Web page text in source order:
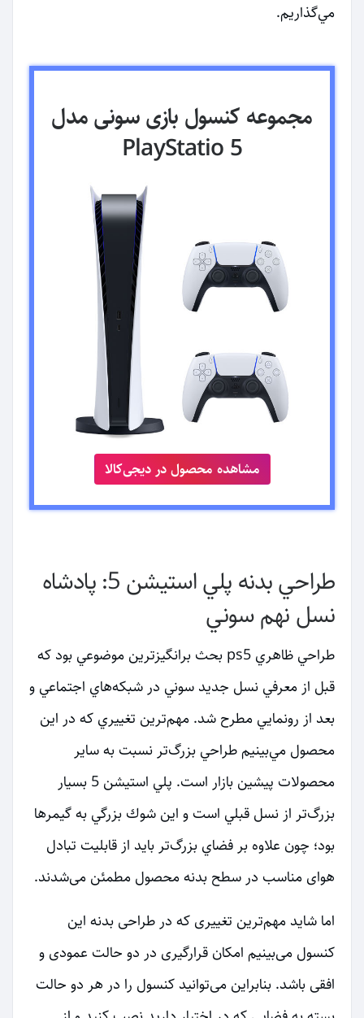
مجموعه کنسول بازی سونی مدل
PlayStatio 5
مشاهده محصول در دیجی‌کالا
مي‌گذاريم.
طراحي بدنه پلي استيشن 5: پادشاه
نسل نهم سوني
طراحي ظاهري ps5 بحث برانگيزترين موضوعي بود كه
قبل از معرفي نسل جديد سوني در شبكه‌هاي اجتماعي و
بعد از رونمايي مطرح شد. مهم‌ترين تغييري كه در اين
محصول مي‌بينيم طراحي بزرگ‌تر نسبت به ساير
محصولات پيشين بازار است. پلي استيشن 5 بسيار
بزرگ‌تر از نسل قبلي است و اين شوك بزرگي به گيمرها
بود؛ چون علاوه بر فضاي بزرگ‌تر باید از قابلیت تبادل
هوای مناسب در سطح بدنه محصول مطمئن می‌شدند.
اما شاید مهم‌ترین تغییری که در طراحی بدنه این
کنسول می‌بینیم امکان قرارگیری در دو حالت عمودی و
افقی باشد. بنابراین می‌توانید کنسول را در هر دو حالت